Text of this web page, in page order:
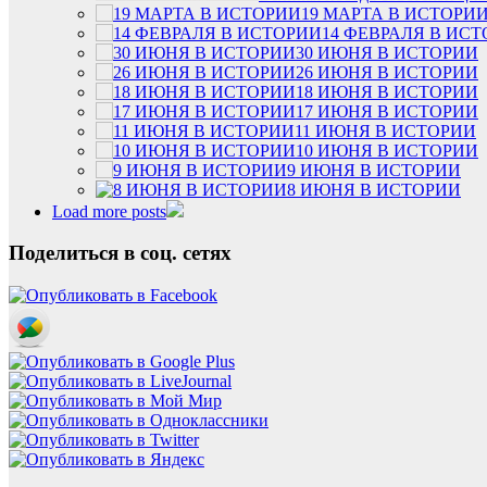
19 МАРТА В ИСТОРИИ
14 ФЕВРАЛЯ В
30 ИЮНЯ В ИСТОРИИ
26 ИЮНЯ В ИСТОРИИ
18 ИЮНЯ В ИСТОРИИ
17 ИЮНЯ В ИСТОРИИ
11 ИЮНЯ В ИСТОРИИ
10 ИЮНЯ В ИСТОРИИ
9 ИЮНЯ В ИСТОРИИ
8 ИЮНЯ В ИСТОРИИ
Load more posts
Поделиться в соц. сетях